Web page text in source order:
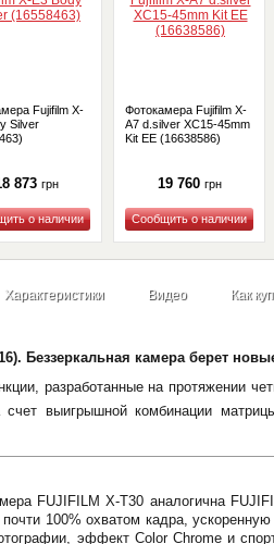
Fujifilm X-
Silver
873 грн
Купить
Фотокамера Fujifilm X-
A7 d.silver XC15-45mm
Kit EE (16638586)
19 760 грн
Купить
Характеристики Видео Как
Беззеркальная камера берет
разработанные на протяжении
счет выигрышной комбинации
FUJIFILM X-T30 аналогична
100% охватом кадра,
эффект Color Chrome и